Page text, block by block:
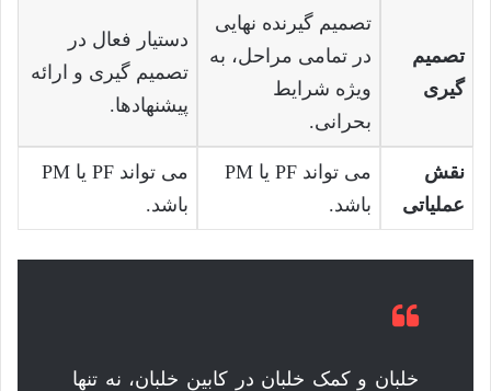
تصمیم
گیری
تصمیم گیرنده نهایی
در تمامی مراحل، به
ویژه شرایط
بحرانی.
دستیار فعال در
تصمیم گیری و ارائه
پیشنهادها.
نقش
عملیاتی
می تواند PF یا PM
باشد.
می تواند PF یا PM
باشد.
خلبان و کمک خلبان در کابین خلبان، نه تنها